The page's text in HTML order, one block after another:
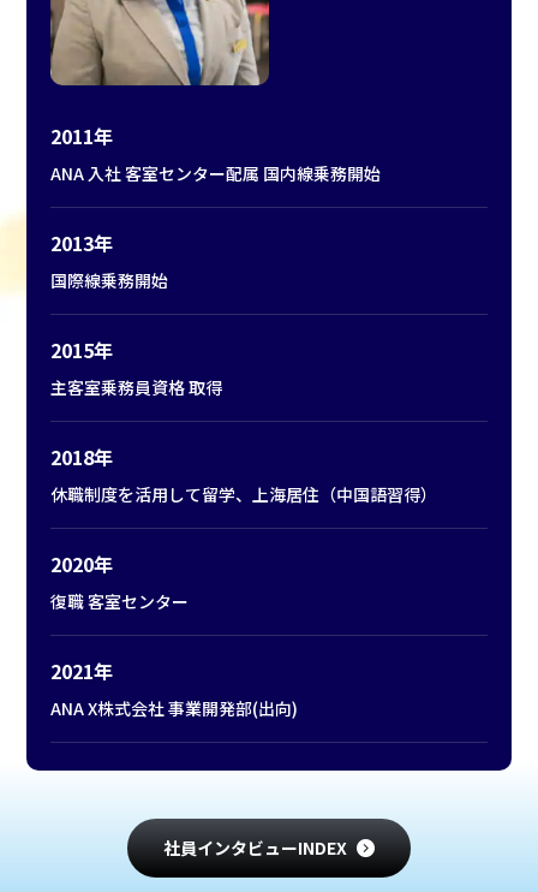
2011年
ANA 入社 客室センター配属 国内線乗務開始
2013年
国際線乗務開始
2015年
主客室乗務員資格 取得
2018年
休職制度を活用して留学、上海居住（中国語習得）
2020年
復職 客室センター
2021年
ANA X株式会社 事業開発部(出向)
社員インタビューINDEX